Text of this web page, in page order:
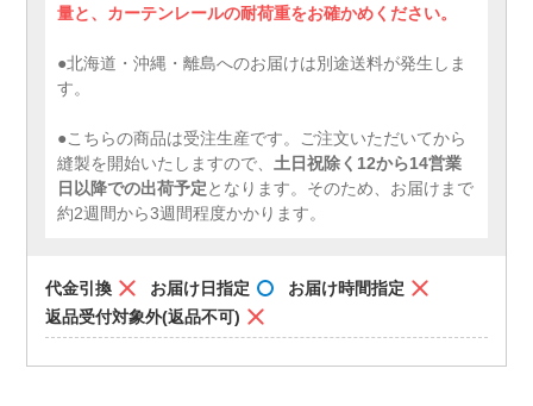
量と、カーテンレールの耐荷重をお確かめください。
●北海道・沖縄・離島へのお届けは別途送料が発生しま
す。
●こちらの商品は受注生産です。ご注文いただいてから
縫製を開始いたしますので、土日祝除く12から14営業
日以降での出荷予定となります。そのため、お届けまで
約2週間から3週間程度かかります。
代金引換 お届け日指定
お届け時間指定
返品受付対象外(返品不可)